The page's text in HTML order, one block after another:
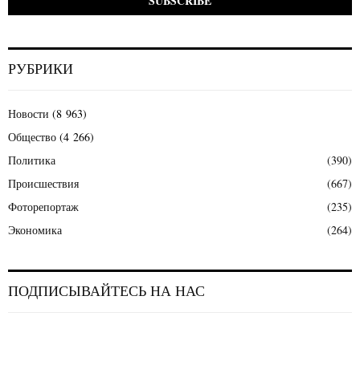
РУБРИКИ
Новости (8 963)
Общество (4 266)
Политика
(390)
Происшествия
(667)
Фоторепортаж
(235)
Экономика
(264)
ПОДПИСЫВАЙТЕСЬ НА НАС